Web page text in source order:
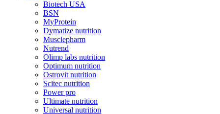
Biotech USA
BSN
MyProtein
Dymatize nutrition
Musclepharm
Nutrend
Olimp labs nutrition
Optimum nutrition
Ostrovit nutrition
Scitec nutrition
Power pro
Ultimate nutrition
Universal nutrition